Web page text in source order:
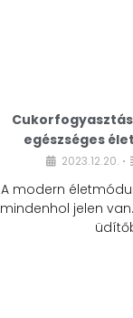
egészséges
2023.12.20. •
A modern
mindenhol jelen